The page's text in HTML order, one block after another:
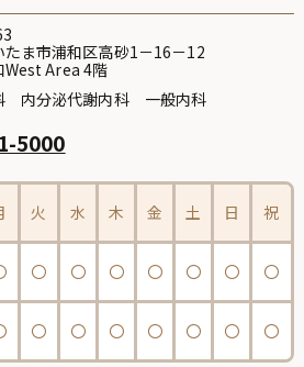
たま市浦和区高砂1－16－12
West Area 4階
内分泌代謝内科 一般内科
5000
火 水 木 金 土 日 祝
〇 〇 〇 〇 〇 〇 〇
〇 〇 〇 〇 〇 〇 〇